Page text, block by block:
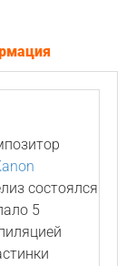
состоялся
5